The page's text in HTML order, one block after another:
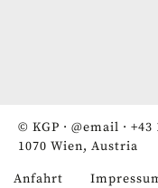
© KGP · @email · +43
1070 Wien, Austria
Anfahrt